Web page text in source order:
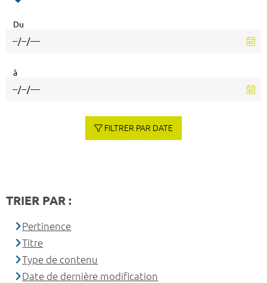
Du
à
FILTRER PAR DATE
TRIER PAR :
Pertinence
Titre
Type de contenu
Date de dernière modification